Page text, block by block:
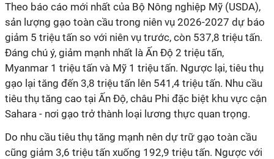
Theo báo cáo mới nhất của Bộ Nông nghiệp Mỹ (USDA),
sản lượng gạo toàn cầu trong niên vụ 2026-2027 dự báo
giảm 5 triệu tấn so với niên vụ trước, còn 537,8 triệu tấn.
Đáng chú ý, giảm mạnh nhất là Ấn Độ 2 triệu tấn,
Myanmar 1 triệu tấn và Mỹ 1 triệu tấn. Ngược lại, tiêu thụ
gạo lại tăng đến 3,8 triệu tấn lên 541,4 triệu tấn. Nhu cầu
tiêu thụ tăng cao tại Ấn Độ, châu Phi đặc biệt khu vực cận
Sahara - nơi gạo trở thành loại lương thực quan trọng.
Do nhu cầu tiêu thụ tăng mạnh nên dự trữ gạo toàn cầu
cũng giảm 3,6 triệu tấn xuống 192,9 triệu tấn. Ngược với